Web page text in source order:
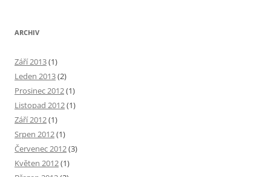
ARCHIV
Září 2013(1)
Leden 2013(2)
Prosinec 2012(1)
Listopad 2012(1)
Září 2012(1)
Srpen 2012(1)
Červenec 2012(3)
Květen 2012(1)